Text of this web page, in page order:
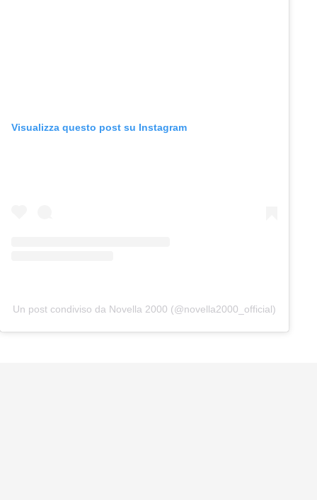
Visualizza questo post su Instagram
Un post condiviso da Novella 2000 (@novella2000_official)